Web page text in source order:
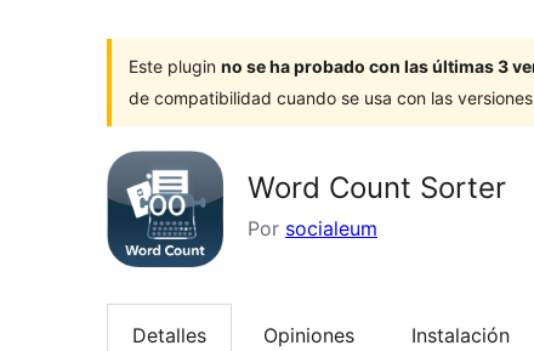
Este plugin no se ha probado con las últimas 3
de compatibilidad cuando se usa con las
Word Count Sorter
Por socialeum
Detalles Opiniones Instalación